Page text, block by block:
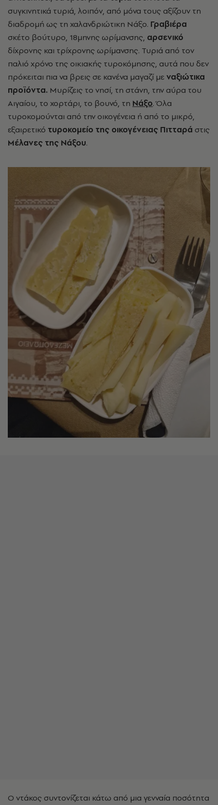
συγκινητικά τυριά, λοιπόν, από μόνα τους αξίζουν τη
διαδρομή ως τη χαλανδριώτικη Νάξο. Γραβιέρα
σκέτο βούτυρο, 18μηνης ωρίμανσης, αρσενικό
δίχρονης και τρίχρονης ωρίμανσης. Τυριά από τον
παλιό χρόνο της οικιακής τυροκόμησης, αυτά που δεν
πρόκειται πια να βρεις σε κανένα μαγαζί με ναξιώτικα
προϊόντα. Μυρίζεις το νησί, τη στάνη, την αύρα του
Αιγαίου, το χορτάρι, το βουνό, τη Νάξο. Όλα
τυροκομούνται από την οικογένεια ή από το μικρό,
εξαιρετικό τυροκομείο της οικογένειας Πιτταρά στις
Μέλανες της Νάξου.
Ο ντάκος συντονίζεται κάτω από μια γενναία ποσότητα